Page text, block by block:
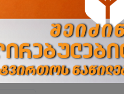
ორხევის
ორხევის